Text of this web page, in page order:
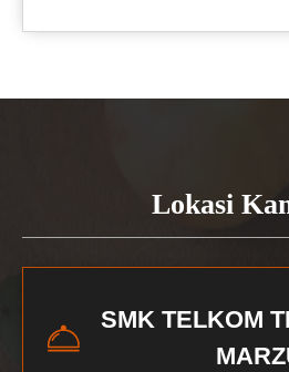
Lokasi
SMK TELKOM